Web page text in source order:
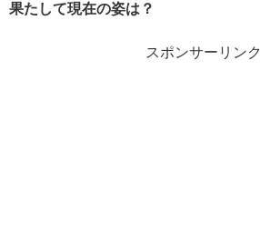
果たして現在の姿は？
スポンサーリンク